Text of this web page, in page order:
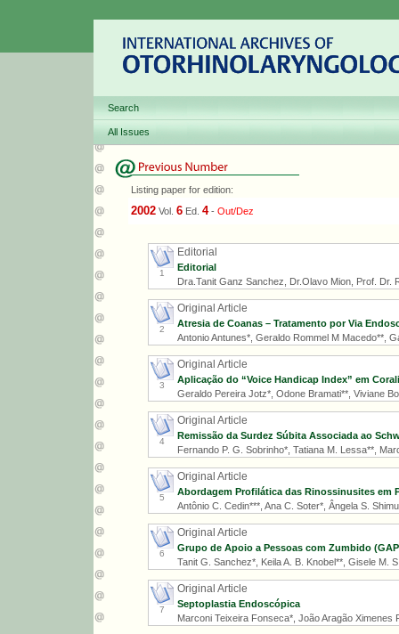
Search
All Issues
Listing paper for edition:
2002 Vol. 6 Ed. 4- Out/Dez
1
Editorial
Editorial
Dra.Tanit Ganz Sanchez, Dr.Olavo Mion, Prof. Dr.
2
Original Article
Atresia de Coanas – Tratamento por Via
Antonio Antunes*, Geraldo Rommel M Macedo**,
3
Original Article
Aplicação do “Voice Handicap Index” em
Geraldo Pereira Jotz*, Odone Bramati**, Viviane
4
Original Article
Remissão da Surdez Súbita Associada ao
Fernando P. G. Sobrinho*, Tatiana M. Lessa**,
5
Original Article
Abordagem Profilática das Rinossinusites em
Antônio C. Cedin***, Ana C. Soter*, Ângela S.
6
Original Article
Grupo de Apoio a Pessoas com Zumbido
Tanit G. Sanchez*, Keila A. B. Knobel**, Gisele M.
7
Original Article
Septoplastia Endoscópica
Marconi Teixeira Fonseca*, João Aragão Ximenes